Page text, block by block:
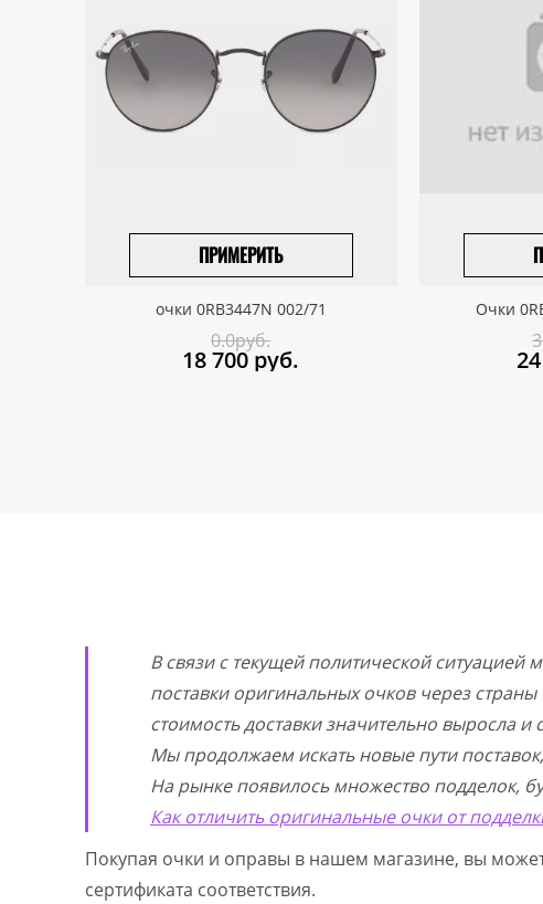
ПРИМЕРИТЬ
ВЫБРАТЬ РАЗМЕР
очки 0RB3447N 002/71
0.0руб.
18 700 руб.
Очки
В связи с текущей политической
поставки оригинальных очков через
стоимость доставки значительно выросла и
Мы продолжаем искать новые пути
На рынке появилось множество подделок,
Как отличить оригинальные очки от
Покупая очки и оправы в нашем магазине, вы
сертификата соответствия.